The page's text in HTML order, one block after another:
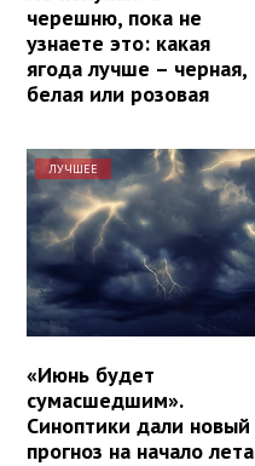
черешню, пока не
узнаете это: какая
ягода лучше – черная,
белая или розовая
ЛУЧШЕЕ
«Июнь будет
сумасшедшим».
Синоптики дали новый
прогноз на начало лета